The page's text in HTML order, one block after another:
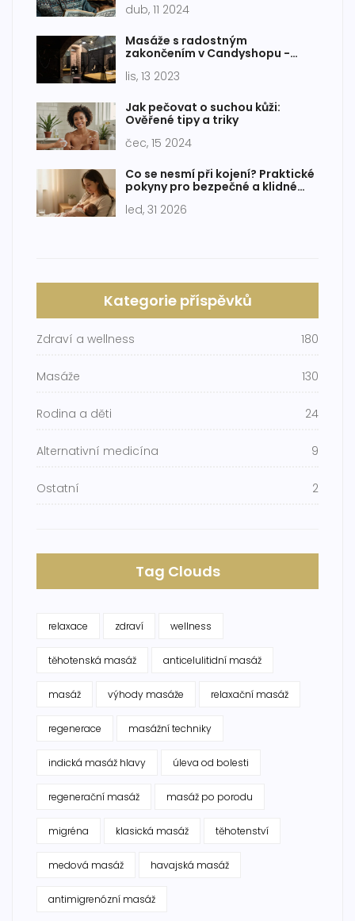
dub, 11 2024
Masáže s radostným
zakončením v Candyshopu -
lis, 13 2023
Jak pečovat o suchou kůži:
Ověřené tipy a triky
čec, 15 2024
Co se nesmí při kojení? Praktické
pokyny pro bezpečné a klidné
led, 31 2026
Kategorie příspěvků
Zdraví a wellness 180
Masáže 130
Rodina a děti 24
Alternativní medicína 9
Ostatní 2
Tag Clouds
relaxace zdraví wellness
těhotenská masáž anticelulitidní masáž
masáž výhody masáže relaxační masáž
regenerace masážní techniky
indická masáž hlavy úleva od bolesti
regenerační masáž masáž po porodu
migréna klasická masáž těhotenství
medová masáž havajská masáž
antimigrenózní masáž